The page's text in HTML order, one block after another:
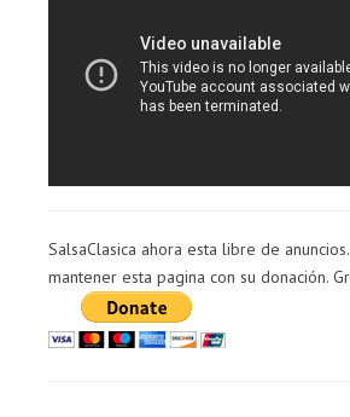
SalsaClasica ahora esta libre de
mantener esta pagina con su donación.